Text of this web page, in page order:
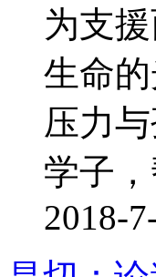
为支
生命
压力
学子
2018-